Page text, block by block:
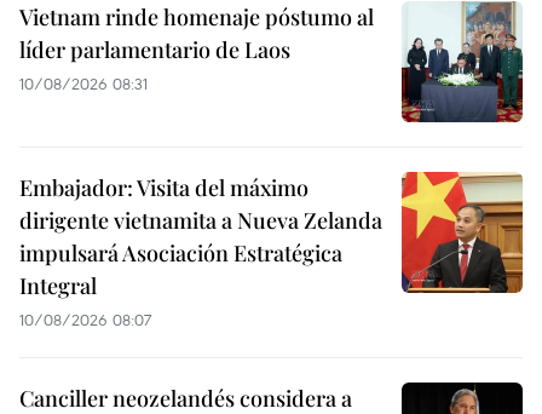
Vietnam rinde homenaje póstumo al
líder parlamentario de Laos
10/08/2026 08:31
Embajador: Visita del máximo
dirigente vietnamita a Nueva Zelanda
impulsará Asociación Estratégica
Integral
10/08/2026 08:07
Canciller neozelandés considera a